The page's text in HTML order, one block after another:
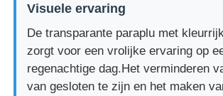
Visuele ervaring
De transparante paraplu met
zorgt voor een vrolijke ervaring op
regenachtige dag.Het verminderen
van gesloten te zijn en het maken